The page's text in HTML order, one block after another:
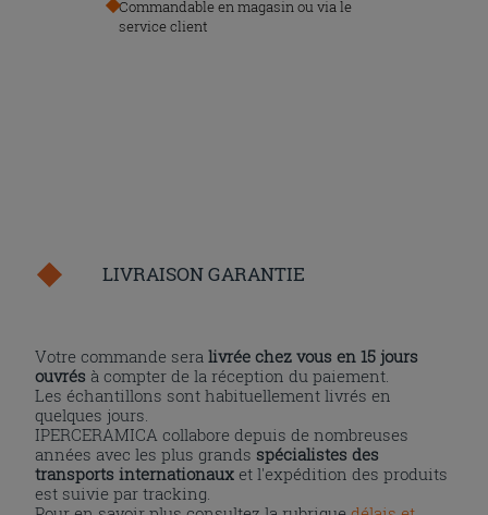
Commandable en magasin ou via le
service client
LIVRAISON GARANTIE
Votre commande seralivrée chez vous en 15 jours
ouvrés à compter de la réception du paiement.
Les échantillons sont habituellement livrés en
quelques jours.
IPERCERAMICA collabore depuis de nombreuses
années avec les plus grands spécialistes des
transports internationaux et l'expédition des produits
est suivie par tracking.